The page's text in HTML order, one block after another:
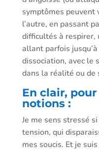
symptômes peuvent
l’autre, en passant
difficultés à respirer,
allant parfois
dissociation, avec le
dans la réalité ou de
En clair,
notions :
Je me sens stressé
tension, qui
mes soucis. Et je